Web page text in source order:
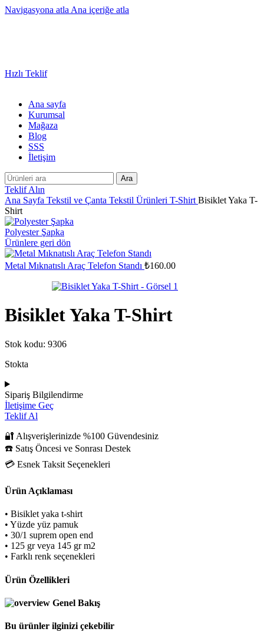
Navigasyona atla Ana içeriğe atla
Hızlı Teklif
Ana sayfa
Kurumsal
Mağaza
Blog
SSS
İletişim
Ara
Teklif Alın
Ana Sayfa Tekstil ve Çanta Tekstil Ürünleri T-Shirt Bisiklet Yaka T-
Shirt
Polyester Şapka
Ürünlere geri dön
Metal Mıknatıslı Araç Telefon Standı ₺160.00
Bisiklet Yaka T-Shirt
Stok kodu: 9306
Stokta
Sipariş Bilgilendirme
İletişime Geç
Teklif Al
🔐 Alışverişlerinizde %100 Güvendesiniz
☎️ Satış Öncesi ve Sonrası Destek
💳 Esnek Taksit Seçenekleri
Ürün Açıklaması
• Bisiklet yaka t-shirt
• Yüzde yüz pamuk
• 30/1 suprem open end
• 125 gr veya 145 gr m2
• Farklı renk seçenekleri
Ürün Özellikleri
Genel Bakış
Bu ürünler ilginizi çekebilir